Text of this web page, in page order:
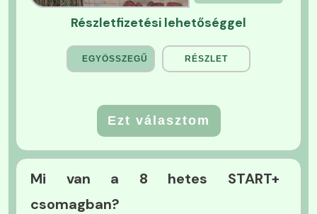
Részletfizetési lehetőséggel
EGYÖSSZEGŰ RÉSZLET
Ezt választom
Mi van a 8 hetes START+
csomagban?